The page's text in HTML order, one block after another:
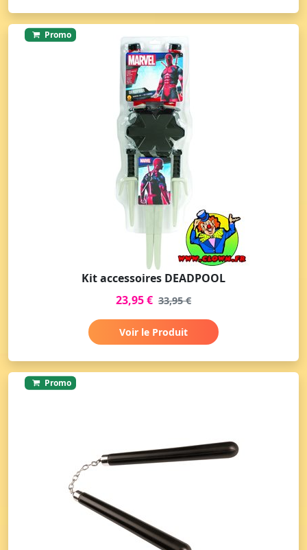
Promo
Kit accessoires DEADPOOL
23,95 € 33,95 €
Voir le Produit
Promo